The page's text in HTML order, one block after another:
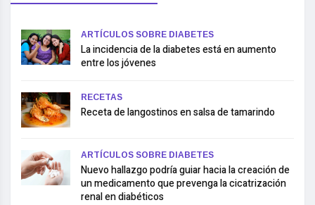
ARTÍCULOS SOBRE DIABETES
La incidencia de la diabetes está en aumento
entre los jóvenes
RECETAS
Receta de langostinos en salsa de tamarindo
ARTÍCULOS SOBRE DIABETES
Nuevo hallazgo podría guiar hacia la creación de
un medicamento que prevenga la cicatrización
renal en diabéticos